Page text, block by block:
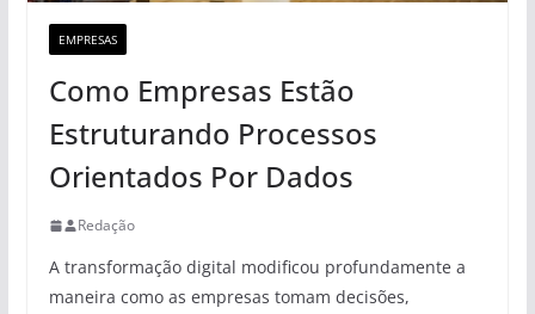
EMPRESAS
Como Empresas Estão
Estruturando Processos
Orientados Por Dados
Redação
A transformação digital modificou profundamente a
maneira como as empresas tomam decisões,